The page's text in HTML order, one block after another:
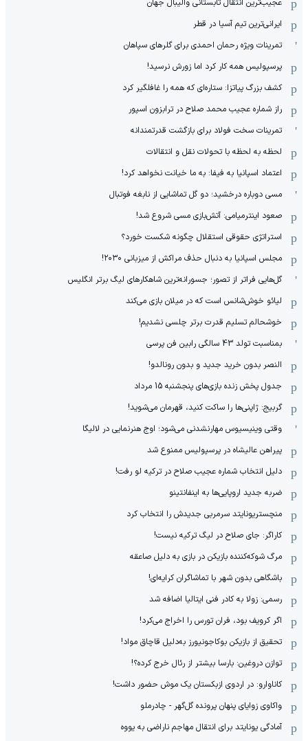
عجیب‌ترین انتقال تابستانی والیبال جهان
ایرانی‌ترین تیم آسیا در قطر
تمرینات ویژه رحمان احمدی برای گلرهای سپاهان
پرسپولیس همه کار کرد اما زورش نرسید!
کشف بزرگ پیاتزا: ستاره‌ای که همه را غافلگیر کرد
راز شماره عجیب محمد صلاح در ترابزون اسپور
تمرینات سخت فولاد برای بازگشت قدرتمندانه
لحظه به لحظه با تحولات نقل و انتقالات
اعتماد اسپانیا به فیفا: به ما خیانت نخواهد کرد!
مسی دوباره درخشید؛ دو گل تماشایی از نابغه فوتبال
صعود اینترمیامی: آتش‌بازی مسی شروع شد!
استراتژی حقوقی استقلال چگونه شکست خورد؟
مجلس اسپانیا به دنبال حذف مراکش از میزبانی ۲۰۳۰!
گل‌هایی فراتر از تصور؛ جسورانه‌ترین شاهکارهای لیگ برتر انگلیس
لیائو خوش‌شانس است که در میلان بازی می‌کند
خوشحالم تسلیم قدرت برتر چلسی نشدیم!
بمناسبت تولد 43 سالگی رابین فن پرسی
النصر بدون خرید جدید و بدون رونالدو!
جدول پخش زنده بازی‌های پنجشنبه 15 مرداد
گربیج: ژاپنی‌ها را ساکت کنید، قهرمان می‌شوید!
وقتی وینیسیوس مهارنشدنی می‌شود؛ اوج هنرنمایی در لالیگا
پیراهن عالیشاه در پرسپولیس ممنوع شد
دلیل انتخاب شماره عجیب صلاح در ترکیه لو رفت!
ضربه جدید اروپایی‌ها به اینفانتینو
منچستریونایتد سرمربی جدیدش را انتخاب کرد
کاراگر: جای صلاح در لیگ ترکیه نیست!
مرگ شوکه‌کننده بازیکن در بازی به دلیل صاعقه
باشگاهی بدون شهر با تماشاگران کرایه‌ای!
رسمی: زولا به کادر فنی ایتالیا اضافه شد
اگر کرویف بود، فران تورس را اخراج می‌کرد!
تحقیق از بازیکن بوکاجونیورز به‌دلیل قاچاق مواد!
توازن دروغین: بارسا بیشتر از رئال خرج کرده؟!
کاناوارو: در اردوی ازبکستان یک موش حضور داشت!
واکاوی زوایای پنهان پرونده گل‌گهر - چادرملو
آمادگی یونایتد برای انتقال مهاجم ناراضی به یووه